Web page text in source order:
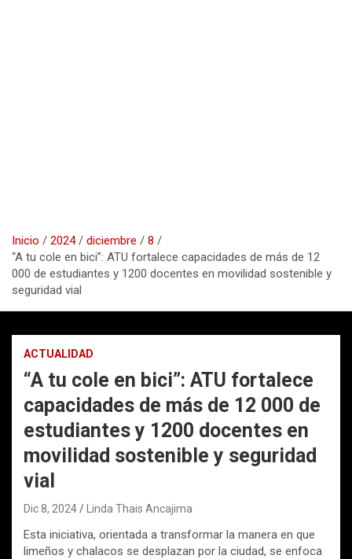
Inicio 2024 diciembre
8
“A tu cole en bici”: ATU fortalece capacidades de más de 12
000 de estudiantes y 1200 docentes en movilidad sostenible y
seguridad vial
ACTUALIDAD
“A tu cole en bici”: ATU fortalece
capacidades de más de 12 000 de
estudiantes y 1200 docentes en
movilidad sostenible y seguridad
vial
Dic 8, 2024 Linda Thais Ancajima
Esta iniciativa, orientada a transformar la manera en que
limeños y chalacos se desplazan por la ciudad, se enfoca